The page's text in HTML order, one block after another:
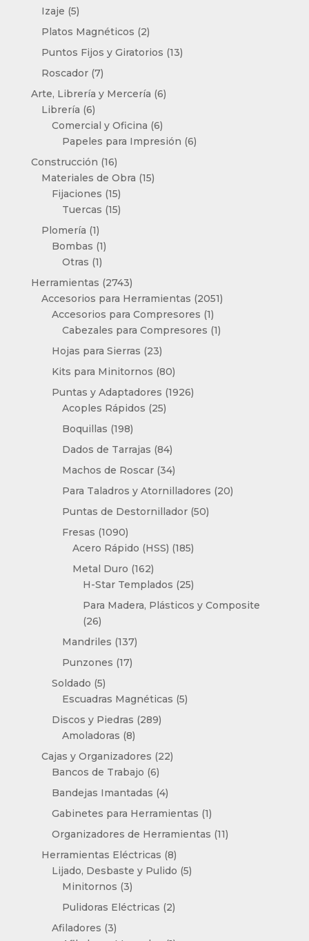
Izaje 55
productos
Platos Magnéticos 22
productos
Puntos Fijos y Giratorios 1313
Roscador 77
productos
Arte, Librería y Mercería 66
Librería 66
productos
Comercial y Oficina 66
productos
Papeles para Impresión 66
Construcción 1616
productos
Materiales de Obra 1515
Fijaciones 1515
productos
Tuercas 1515
Plomería 11
producto
Bombas 11
Otras 11
producto
Herramientas 27432743
productos
Accesorios para Herramientas 20512051
Accesorios para Compresores 11
producto
Cabezales para Compresores 11
Hojas para Sierras 2323
productos
Kits para Minitornos 8080
productos
Puntas y Adaptadores 19261926
Acoples Rápidos 2525
Boquillas 198198
productos
Dados de Tarrajas 8484
productos
Machos de Roscar 3434
productos
Para Taladros y Atornilladores 2020
Puntas de Destornillador 5050
Fresas 10901090
productos
Acero Rápido (HSS) 185185
Metal Duro 162162
productos
H-Star Templados 2525
productos
Para Madera, Plásticos y Composite
2626
productos
Mandriles 137137
Punzones 1717
Soldado 55
productos
Escuadras Magnéticas 55
Discos y Piedras 289289
Amoladoras 88
productos
Cajas y Organizadores 2222
Bancos de Trabajo 66
productos
Bandejas Imantadas 44
productos
Gabinetes para Herramientas 11
producto
Organizadores de Herramientas 1111
Herramientas Eléctricas 88
productos
Lijado, Desbaste y Pulido 55
Minitornos 33
productos
Pulidoras Eléctricas 22
Afiladores 33